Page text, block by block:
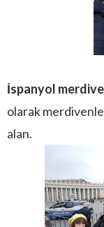
İspanyol
olarak
alan.